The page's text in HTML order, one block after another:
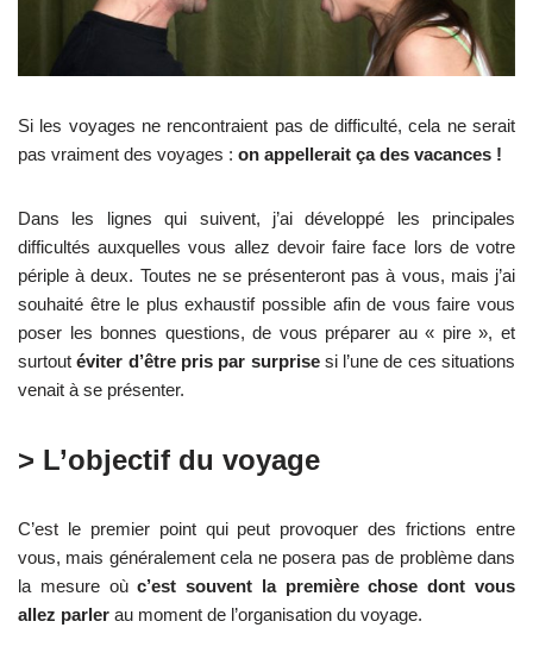
Si les voyages ne rencontraient pas de difficulté, cela ne serait
pas vraiment des voyages : on appellerait ça des vacances !
Dans les lignes qui suivent, j’ai développé les principales
difficultés auxquelles vous allez devoir faire face lors de votre
périple à deux. Toutes ne se présenteront pas à vous, mais j’ai
souhaité être le plus exhaustif possible afin de vous faire vous
poser les bonnes questions, de vous préparer au « pire », et
surtoutéviter d’être pris par surprisesi l’une de ces situations
venait à se présenter.
> L’objectif du voyage
C’est le premier point qui peut provoquer des frictions entre
vous, mais généralement cela ne posera pas de problème dans
la mesure oùc’est souvent la première chose dont vous
allez parler au moment de l’organisation du voyage.